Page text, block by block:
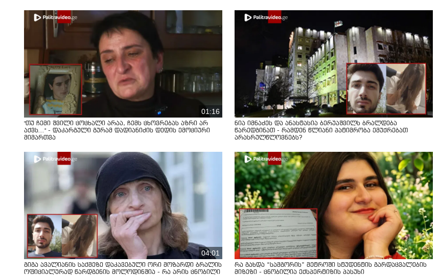
01:16
"თუ ჩემი შვილი ცოცხალი არაა, ჩემს ცხოვრებას აზრი არ
აქვს..." - დაკარგული გურამ დადიანიძის დედის ემოციური
მიმართვა
ნია იმნაძეს და ანასტასია ბერუაშვილს ბრალდება
წარედგინათ - რამდენ წლიანი პატიმრობა ემუქრებათ
არასრულწლოვნებს?
04:01
გიგა ავალიანის საქმეზე დაკავებული ორი მოზარდი ბრალის
ოფიციალურად წარდგენის მოლოდინშია - რა არის ცნობილი
რა გახდა “სამგორის” მეტროში სტუდენტის გარდაცვალების
მიზეზი - ცნობილია ექსპერტიზის პასუხი